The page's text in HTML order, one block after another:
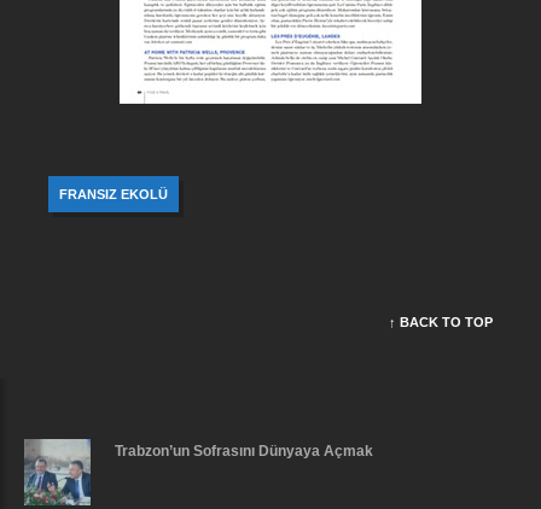
FRANSIZ EKOLÜ
↑ BACK TO TOP
Trabzon’un Sofrasını Dünyaya Açmak